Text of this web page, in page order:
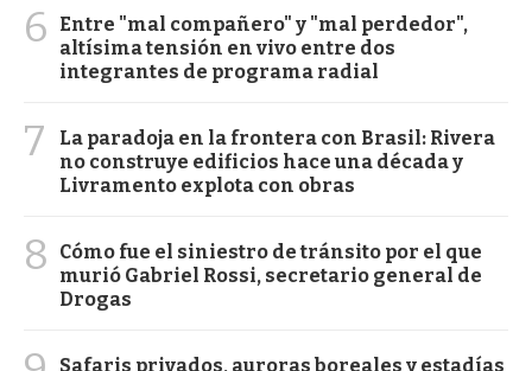
6
Entre "mal compañero" y "mal perdedor",
altísima tensión en vivo entre dos
integrantes de programa radial
7
La paradoja en la frontera con Brasil: Rivera
no construye edificios hace una década y
Livramento explota con obras
8
Cómo fue el siniestro de tránsito por el que
murió Gabriel Rossi, secretario general de
Drogas
Safaris privados, auroras boreales y estadías